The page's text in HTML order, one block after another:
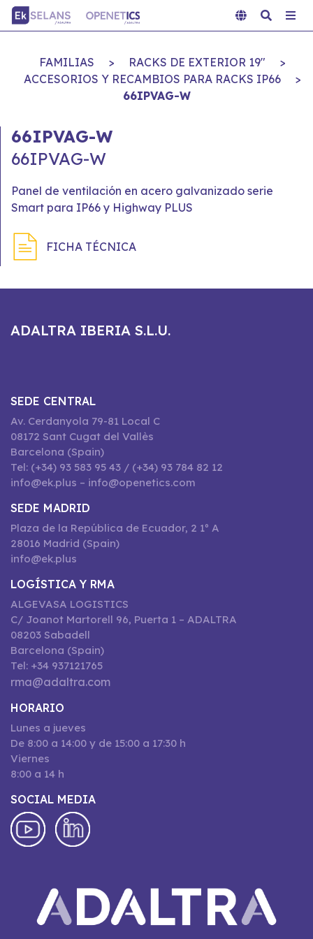
FAMILIAS > RACKS DE EXTERIOR 19"
>
ACCESORIOS Y RECAMBIOS PARA RACKS IP66
>
66IPVAG-W
66IPVAG-W
66IPVAG-W
Panel de ventilación en acero galvanizado serie
Smart para IP66 y Highway PLUS
FICHA TÉCNICA
ADALTRA IBERIA S.L.U.
SEDE CENTRAL
Av. Cerdanyola 79-81 Local C
08172 Sant Cugat del Vallès
Barcelona (Spain)
Tel: (+34) 93 583 95 43 / (+34) 93 784 82 12
info@ek.plus – info@openetics.com
SEDE MADRID
Plaza de la República de Ecuador, 2 1º A
28016 Madrid (Spain)
info@ek.plus
LOGÍSTICA Y RMA
ALGEVASA LOGISTICS
C/ Joanot Martorell 96, Puerta 1 – ADALTRA
08203 Sabadell
Barcelona (Spain)
Tel: +34 937121765
rma@adaltra.com
HORARIO
Lunes a jueves
De 8:00 a 14:00 y de 15:00 a 17:30 h
Viernes
8:00 a 14 h
SOCIAL MEDIA